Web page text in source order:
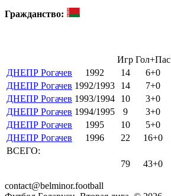
Гражданство:
Игр Гол+Пас
ДНЕПР Рогачев
1992 14 6+0
ДНЕПР Рогачев 1992/1993 14 7+0
ДНЕПР Рогачев 1993/1994 10 3+0
ДНЕПР Рогачев 1994/1995 9 3+0
ДНЕПР Рогачев
1995 10 5+0
ДНЕПР Рогачев
1996 22 16+0
ВСЕГО:
79
43+0
contact@belminor.football